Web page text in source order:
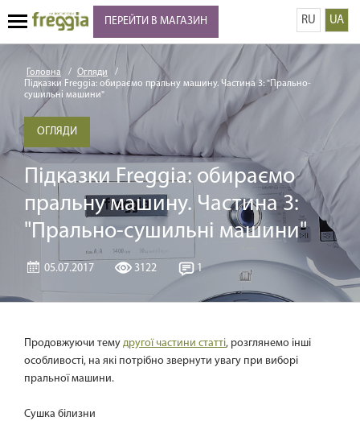
ПЕРЕЙТИ В МАГАЗИН RU UA
Головна
Огляди
Підказки Freggia: обираємо пральну машину. Частина 3: "Прально-
сушильні машини"
ОГЛЯДИ
Підказки Freggia: обираємо
пральну машину. Частина 3:
"Прально-сушильні машини"
05.07.2017 3122 1
Продовжуючи тему другої частини статті, розглянемо інші
особливості, на які потрібно звернути увагу при виборі
пральної машини.
Сушка білизни